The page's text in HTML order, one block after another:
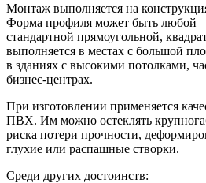
Монтаж выполняется на
Форма профиля может быть любой
стандартной прямоугольной,
выполняется в местах с большой
в зданиях с высокими потолками,
бизнес-центрах.
При изготовлении применяется
ПВХ. Им можно остеклять
риска потери прочности,
глухие или распашные створки.
Среди других достоинств: